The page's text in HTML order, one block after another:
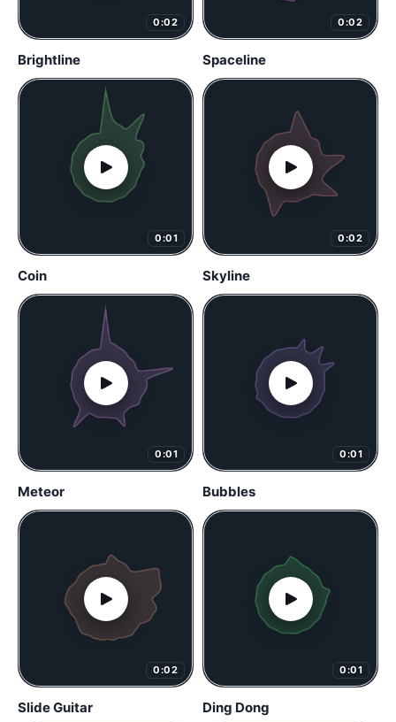
0:02
Brightline
0:02
Spaceline
0:01
Coin
0:02
Skyline
0:01
Meteor
0:01
Bubbles
0:02
Slide Guitar
0:01
Ding Dong